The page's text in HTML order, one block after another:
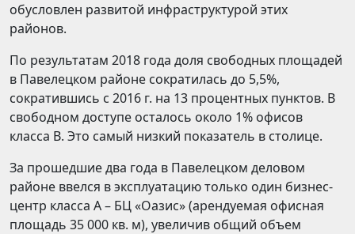
обусловлен развитой инфраструктурой этих
районов.
По результатам 2018 года доля свободных площадей
в Павелецком районе сократилась до 5,5%,
сократившись с 2016 г. на 13 процентных пунктов. В
свободном доступе осталось около 1% офисов
класса B. Это самый низкий показатель в столице.
За прошедшие два года в Павелецком деловом
районе ввелся в эксплуатацию только один бизнес-
центр класса А – БЦ «Оазис» (арендуемая офисная
площадь 35 000 кв. м), увеличив общий объем